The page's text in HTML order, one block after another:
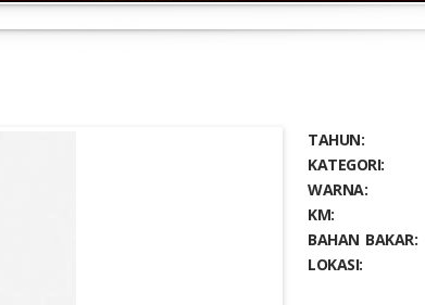
TAHUN:
KATEGORI:
WARNA:
KM:
BAHAN BAKAR:
LOKASI: